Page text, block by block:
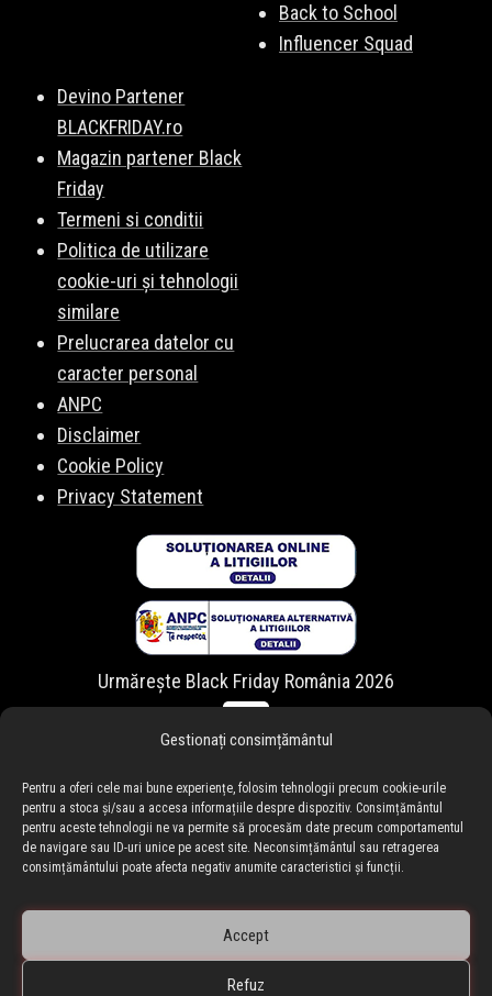
Gestionați consimțământul
Pentru a oferi cele mai bune experiențe, folosim tehnologii precum cookie-urile
pentru a stoca și/sau a accesa informațiile despre dispozitiv. Consimțământul
pentru aceste tehnologii ne va permite să procesăm date precum comportamentul
de navigare sau ID-uri unice pe acest site. Neconsimțământul sau retragerea
consimțământului poate afecta negativ anumite caracteristici și funcții.
Accept
Refuz
Back to School
Influencer Squad
Devino Partener
BLACKFRIDAY.ro
Magazin partener Black
Friday
Termeni si conditii
Politica de utilizare
cookie-uri și tehnologii
similare
Prelucrarea datelor cu
caracter personal
ANPC
Disclaimer
Cookie Policy
Privacy Statement
Urmărește Black Friday România 2026
🇷🇴 blackfriday.ro•🇧🇬 blackfriday.bg